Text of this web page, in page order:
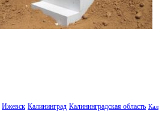
Ижевск Калининград Калининградская область